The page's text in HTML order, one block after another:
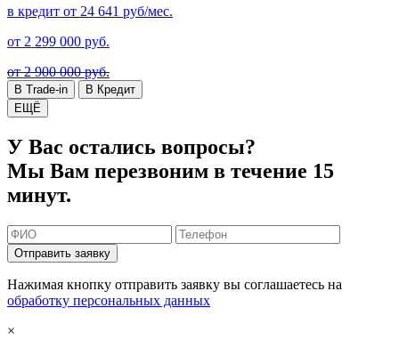
в кредит от 24 641 руб/мес.
от 2 299 000 руб.
от 2 900 000 руб.
В Trade-in
В Кредит
ЕЩЁ
У Вас остались вопросы?
Мы Вам перезвоним в течение 15
минут.
Отправить заявку
Нажимая кнопку отправить заявку вы соглашаетесь на
обработку персональных данных
×